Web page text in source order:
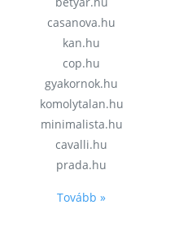
casanova.hu
kan.hu
cop.hu
gyakornok.hu
komolytalan.hu
minimalista.hu
cavalli.hu
prada.hu
Tovább »